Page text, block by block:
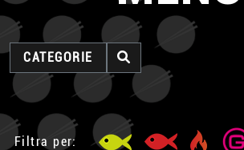
CATEGORIE
Filtra per: